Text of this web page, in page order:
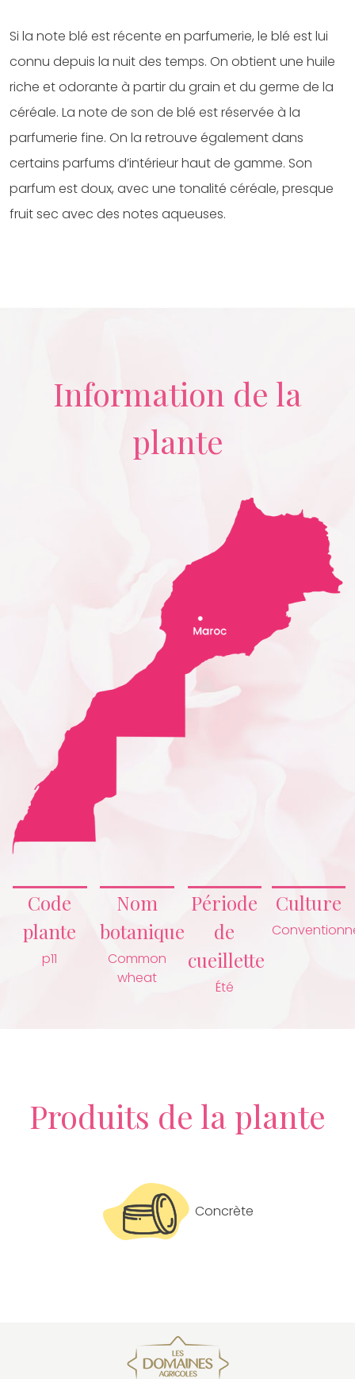
Si la note blé est récente en parfumerie, le blé est lui
connu depuis la nuit des temps. On obtient une huile
riche et odorante à partir du grain et du germe de la
céréale. La note de son de blé est réservée à la
parfumerie fine. On la retrouve également dans
certains parfums d’intérieur haut de gamme. Son
parfum est doux, avec une tonalité céréale, presque
fruit sec avec des notes aqueuses.
Information de la
plante
Code
plante
p11
Nom
botanique
Common
wheat
Période
de
cueillette
Été
Culture
Produits de la plante
Concrète